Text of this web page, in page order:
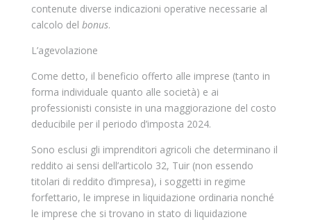
contenute diverse indicazioni operative necessarie al
calcolo del bonus.
L’agevolazione
Come detto, il beneficio offerto alle imprese (tanto in
forma individuale quanto alle società) e ai
professionisti consiste in una maggiorazione del costo
deducibile per il periodo d’imposta 2024.
Sono esclusi gli imprenditori agricoli che determinano il
reddito ai sensi dell’articolo 32, Tuir (non essendo
titolari di reddito d’impresa), i soggetti in regime
forfettario, le imprese in liquidazione ordinaria nonché
le imprese che si trovano in stato di liquidazione